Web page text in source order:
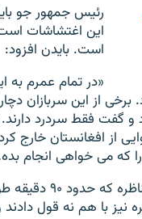
رئیس جمهور جو
این اغتشاشات است
است. بایدن افزود:
«در تمام عمرم به
برخی از این سربازان
و گفت فقط سردرد
از افغانستان خارج
که می خواهی انجام
در این
نیز با هم نه قول